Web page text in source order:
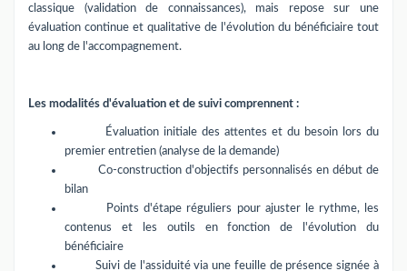
classique (validation de connaissances), mais repose sur une
évaluation continue et qualitative de l'évolution du bénéficiaire tout
au long de l'accompagnement.
Les modalités d'évaluation et de suivi comprennent :
Évaluation initiale des attentes et du besoin lors du
premier entretien (analyse de la demande)
Co-construction d'objectifs personnalisés en début de
bilan
Points d'étape réguliers pour ajuster le rythme, les
contenus et les outils en fonction de l'évolution du
bénéficiaire
Suivi de l'assiduité via une feuille de présence signée à